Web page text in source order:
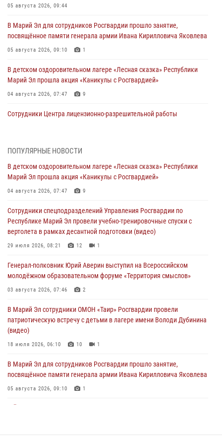
05 августа 2026, 09:44
В Марий Эл для сотрудников Росгвардии прошло занятие,
посвящённое памяти генерала армии Ивана Кирилловича Яковлева
05 августа 2026, 09:10 1
В детском оздоровительном лагере «Лесная сказка» Республики
Марий Эл прошла акция «Каникулы с Росгвардией»
04 августа 2026, 07:47 9
Сотрудники Центра лицензионно-разрешительной работы
04 августа 2026, 06:46
В Йошкар-Оле для сотрудников Росгвардии провели занятие по
антикоррупционной тематике
04 августа 2026, 06:06 2
Генерал-полковник Юрий Аверин выступил на Всероссийском
молодёжном образовательном форуме «Территория смыслов»
03 августа 2026, 07:46
празднования Дня ВДВ и проведения матчевого турнира на Кубок
Раимкуля Малахбекова
03 августа 2026, 06:52 7
Центральная войсковая комендатура Росгвардии отмечает день
образования 2 августа
02 августа 2026, 11:44
ПОПУЛЯРНЫЕ НОВОСТИ
В детском оздоровительном лагере «Лесная сказка» Республики
Марий Эл прошла акция «Каникулы с Росгвардией»
04 августа 2026, 07:47 9
Сотрудники спецподразделений Управления Росгвардии по
Республике Марий Эл провели учебно-тренировочные спуски с
вертолета в рамках десантной подготовки (видео)
29 июля 2026, 08:21 12 1
Генерал-полковник Юрий Аверин выступил на Всероссийском
молодёжном образовательном форуме «Территория смыслов»
03 августа 2026, 07:46 2
В Марий Эл сотрудники ОМОН «Таир» Росгвардии провели
патриотическую встречу с детьми в лагере имени Володи Дубинина
(видео)
18 июля 2026, 06:10 10 1
В Марий Эл для сотрудников Росгвардии прошло занятие,
посвящённое памяти генерала армии Ивана Кирилловича Яковлева
05 августа 2026, 09:10 1